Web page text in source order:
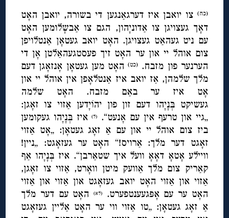
(כח) צו יואבן איז דערגאַנגען די בשורה, יואבן האָט
דאָך געצויגן צו אַדוניָהון, הגם צו אַבשָלומען האָט
עם ניט געהאַט געצויגן. האָט יואב געטאָן אַנטלויפן
צום אוהל יי און ער האָט זיך פעסטגעהאַלטן אָן די
הערנער פון מזבח. (כט)האָט מען געטאָן אָנזאָגן דעם
מלך שלמהן, אַז יואב איז אַנטלאָפן אין אוהל יי און
אָט איז ער באַם מזבח. האָט שלמה
געשיקט בְּנָיָהו דעם זון פון יהוֹיָדען אַזוי צו זאָגן:
„גיי און טרעף אין עם אָנעט“.
(ל)איז בְּנָיָהו געקומען
ביז צום אוהל יי און עם אַ זאָג געטאָן: „אָט אַזוי
זאָגט דער מלך: אַרויס!“ האָט ער געזאָגט: „ניין!
וויילע אָטאָ דאָאָ וועל איך שטאַרבן“. איז בְּנָיָהו אַף
קאַריק צום מלך אַוועק מיטן וואָרט, אַזוי צו זאָגן,
אַזוי און אַזוי האָט יואב געזאָגט און אַזוי און אַזוי
האָט ער עם אָפּגעענטפערט.
(לא)
האָט עם דער מלך
אַ זאָג געטאָן: „טו אַזוי ווי ער האָט אַליין געזאָגט